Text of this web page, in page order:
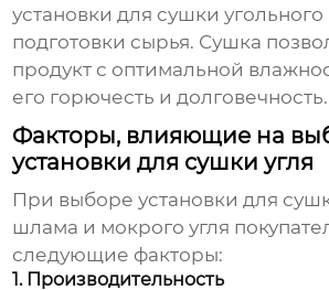
установки для сушки
подготовки сырья. Сушка
продукт с оптимальной
его горючесть и долговечность.
Факторы, влияющие на
установки для сушки угля
При выбореустановки для
шлама и мокрого угля
следующие факторы:
1. Производительность